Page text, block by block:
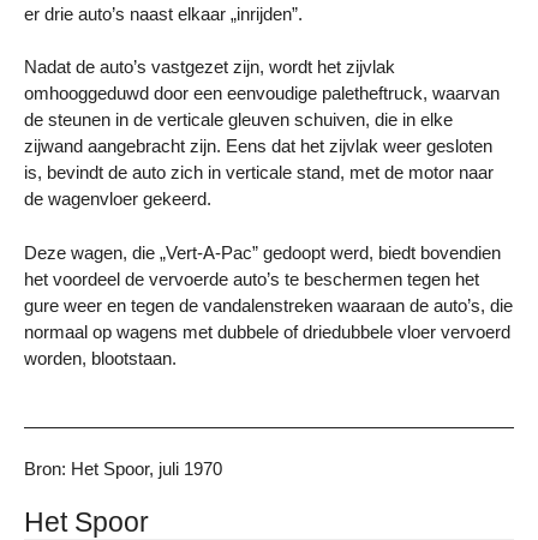
er drie auto’s naast elkaar „inrijden”.
Nadat de auto’s vastgezet zijn, wordt het zijvlak
omhooggeduwd door een eenvoudige paletheftruck, waarvan
de steunen in de verticale gleuven schuiven, die in elke
zijwand aangebracht zijn. Eens dat het zijvlak weer gesloten
is, bevindt de auto zich in verticale stand, met de motor naar
de wagenvloer gekeerd.
Deze wagen, die „Vert-A-Pac” gedoopt werd, biedt bovendien
het voordeel de vervoerde auto’s te beschermen tegen het
gure weer en tegen de vandalenstreken waaraan de auto’s, die
normaal op wagens met dubbele of driedubbele vloer vervoerd
worden, blootstaan.
Bron: Het Spoor, juli 1970
Het Spoor